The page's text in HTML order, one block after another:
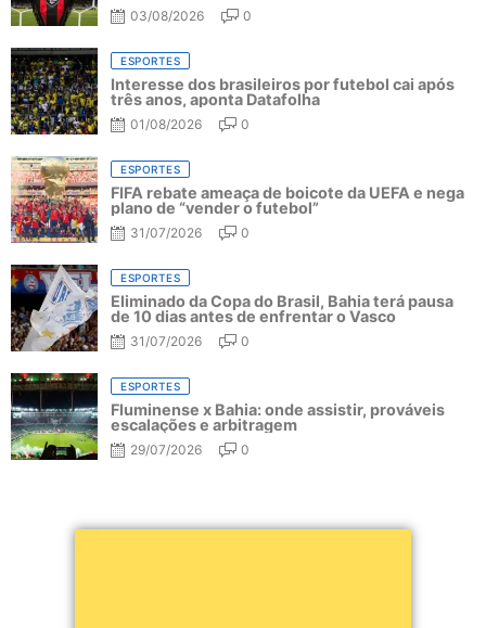
03/08/2026 0
ESPORTES
Interesse dos brasileiros por futebol cai após
três anos, aponta Datafolha
01/08/2026 0
ESPORTES
FIFA rebate ameaça de boicote da UEFA e nega
plano de “vender o futebol”
31/07/2026 0
ESPORTES
Eliminado da Copa do Brasil, Bahia terá pausa
de 10 dias antes de enfrentar o Vasco
31/07/2026 0
ESPORTES
Fluminense x Bahia: onde assistir, prováveis
escalações e arbitragem
29/07/2026 0